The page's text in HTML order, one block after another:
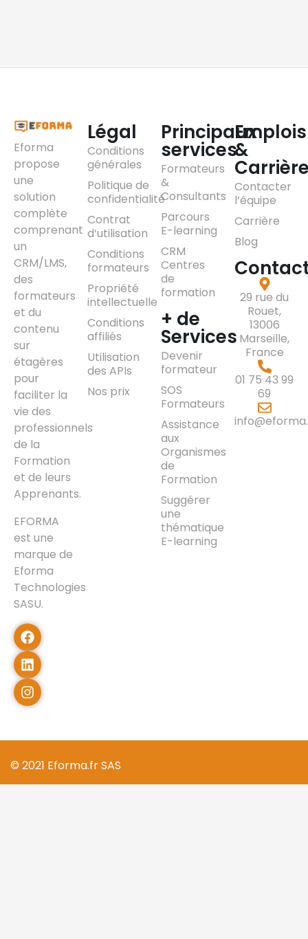
Eforma
propose
une
solution
complète
comprenant
un
CRM/LMS,
des
formateurs
et du
contenu
sur
étagères
pour
faciliter la
vie des
professionnels
de la
Formation
et de leurs
Apprenants.
EFORMA
est une
marque de
Eforma
Technologies
SASU.
Légal
Conditions
générales
Politique de
confidentialité
Contrat
d’utilisation
Conditions
formateurs
Propriété
intellectuelle
Conditions
affiliés
Utilisation
des APIs
Nos prix
Principaux
services
Formateurs
&
Consultants
Parcours
E-learning
CRM
Centres
de
formation
+ de
Services
Devenir
formateur
SOS
Formateurs
Assistance
aux
Organismes
de
Formation
Suggérer
une
thématique
E-learning
Emplois
&
Contacter
l’équipe
Carrière
Blog
29 rue du
Rouet,
13006
Marseille,
France
01 75 43 99
69
© 2021 Eforma.fr SAS